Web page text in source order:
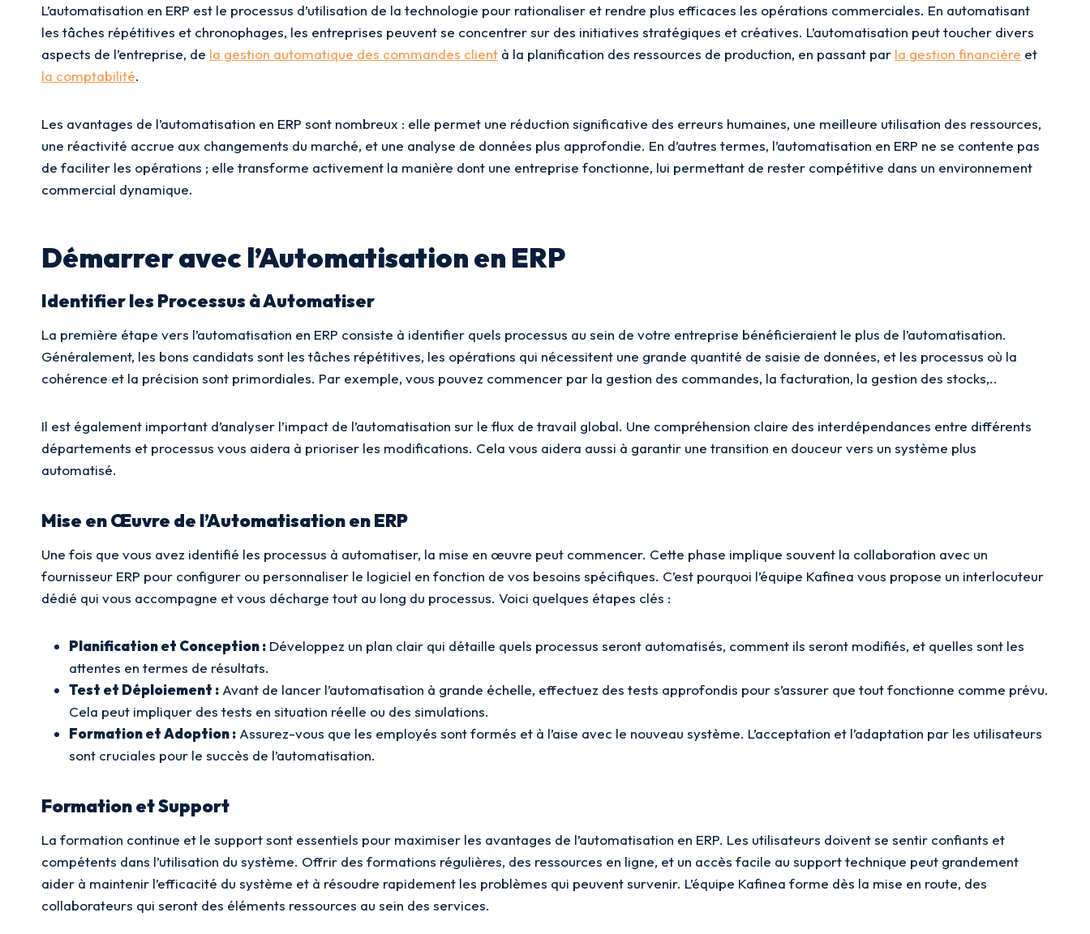
L’automatisation en ERP est le processus d’utilisation de la technologie pour rationaliser et rendre plus efficaces les opérations commerciales. En automatisant
les tâches répétitives et chronophages, les entreprises peuvent se concentrer sur des initiatives stratégiques et créatives. L’automatisation peut toucher divers
aspects de l’entreprise, de la gestion automatique des commandes client à la planification des ressources de production, en passant par la gestion financière et
la comptabilité.
Les avantages de l’automatisation en ERP sont nombreux : elle permet une réduction significative des erreurs humaines, une meilleure utilisation des ressources,
une réactivité accrue aux changements du marché, et une analyse de données plus approfondie. En d’autres termes, l’automatisation en ERP ne se contente pas
de faciliter les opérations ; elle transforme activement la manière dont une entreprise fonctionne, lui permettant de rester compétitive dans un environnement
commercial dynamique.
Démarrer avec l’Automatisation en ERP
Identifier les Processus à Automatiser
La première étape vers l’automatisation en ERP consiste à identifier quels processus au sein de votre entreprise bénéficieraient le plus de l’automatisation.
Généralement, les bons candidats sont les tâches répétitives, les opérations qui nécessitent une grande quantité de saisie de données, et les processus où la
cohérence et la précision sont primordiales. Par exemple, vous pouvez commencer par la gestion des commandes, la facturation, la gestion des stocks,..
Il est également important d’analyser l’impact de l’automatisation sur le flux de travail global. Une compréhension claire des interdépendances entre différents
départements et processus vous aidera à prioriser les modifications. Cela vous aidera aussi à garantir une transition en douceur vers un système plus
automatisé.
Mise en Œuvre de l’Automatisation en ERP
Une fois que vous avez identifié les processus à automatiser, la mise en œuvre peut commencer. Cette phase implique souvent la collaboration avec un
fournisseur ERP pour configurer ou personnaliser le logiciel en fonction de vos besoins spécifiques. C’est pourquoi l’équipe Kafinea vous propose un interlocuteur
dédié qui vous accompagne et vous décharge tout au long du processus. Voici quelques étapes clés :
Planification et Conception : Développez un plan clair qui détaille quels processus seront automatisés, comment ils seront modifiés, et quelles sont les
attentes en termes de résultats.
Test et Déploiement : Avant de lancer l’automatisation à grande échelle, effectuez des tests approfondis pour s’assurer que tout fonctionne comme prévu.
Cela peut impliquer des tests en situation réelle ou des simulations.
Formation et Adoption : Assurez-vous que les employés sont formés et à l’aise avec le nouveau système. L’acceptation et l’adaptation par les utilisateurs
sont cruciales pour le succès de l’automatisation.
Formation et Support
La formation continue et le support sont essentiels pour maximiser les avantages de l’automatisation en ERP. Les utilisateurs doivent se sentir confiants et
compétents dans l’utilisation du système. Offrir des formations régulières, des ressources en ligne, et un accès facile au support technique peut grandement
aider à maintenir l’efficacité du système et à résoudre rapidement les problèmes qui peuvent survenir. L’équipe Kafinea forme dès la mise en route, des
collaborateurs qui seront des éléments ressources au sein des services.